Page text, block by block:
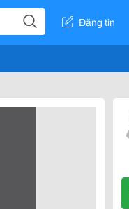
Đăng tin